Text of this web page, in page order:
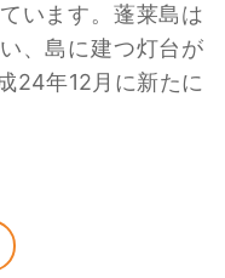
います。蓬莱島は
、島に建つ灯台が
24年12月に新たに